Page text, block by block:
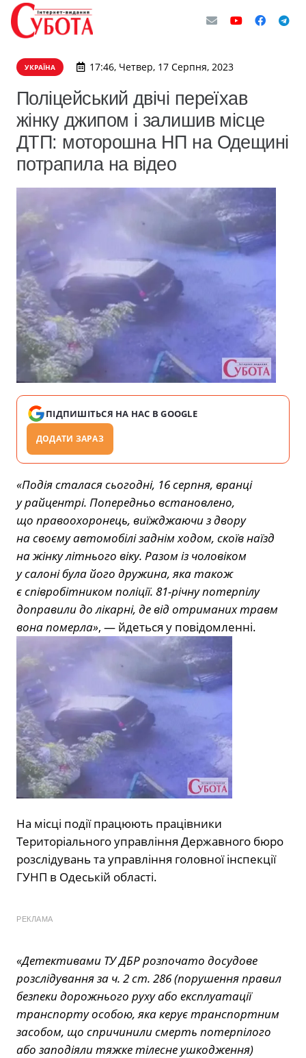
УКРАЇНА 17:46, Четвер, 17 Серпня, 2023
Поліцейський двічі переїхав
жінку джипом і залишив місце
ДТП: моторошна НП на Одещині
потрапила на відео
ПІДПИШІТЬСЯ НА НАС В GOOGLE
ДОДАТИ ЗАРАЗ
«Подія сталася сьогодні, 16 серпня, вранці
у райцентрі. Попередньо встановлено,
що правоохоронець, виїжджаючи з двору
на своєму автомобілі заднім ходом, скоїв наїзд
на жінку літнього віку. Разом із чоловіком
у салоні була його дружина, яка також
є співробітником поліції. 81-річну потерпілу
доправили до лікарні, де від отриманих травм
вона померла», — йдеться у повідомленні.
На місці події працюють працівники
Територіального управління Державного бюро
розслідувань та управління головної інспекції
ГУНП в Одеській області.
РЕКЛАМА
«Детективами ТУ ДБР розпочато досудове
розслідування за ч. 2 ст. 286 (порушення правил
безпеки дорожнього руху або експлуатації
транспорту особою, яка керує транспортним
засобом, що спричинили смерть потерпілого
або заподіяли тяжке тілесне ушкодження)